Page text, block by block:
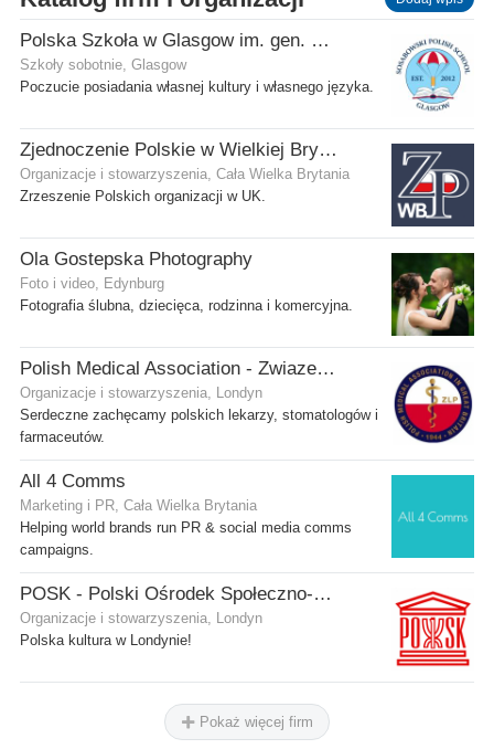
Polska Szkoła w Glasgow im. gen. Stanisława Sosabowskiego
Szkoły sobotnie, Glasgow
Poczucie posiadania własnej kultury i własnego języka.
Zjednoczenie Polskie w Wielkiej Brytanii
Organizacje i stowarzyszenia, Cała Wielka Brytania
Zrzeszenie Polskich organizacji w UK.
Ola Gostepska Photography
Foto i video, Edynburg
Fotografia ślubna, dziecięca, rodzinna i komercyjna.
Polish Medical Association - Zwiazek Lekarzy Polskich w Wielkiej Brytanii
Organizacje i stowarzyszenia, Londyn
Serdeczne zachęcamy polskich lekarzy, stomatologów i
farmaceutów.
All 4 Comms
Marketing i PR, Cała Wielka Brytania
Helping world brands run PR & social media comms
campaigns.
POSK - Polski Ośrodek Społeczno-Kulturalny
Organizacje i stowarzyszenia, Londyn
Polska kultura w Londynie!
Pokaż więcej firm